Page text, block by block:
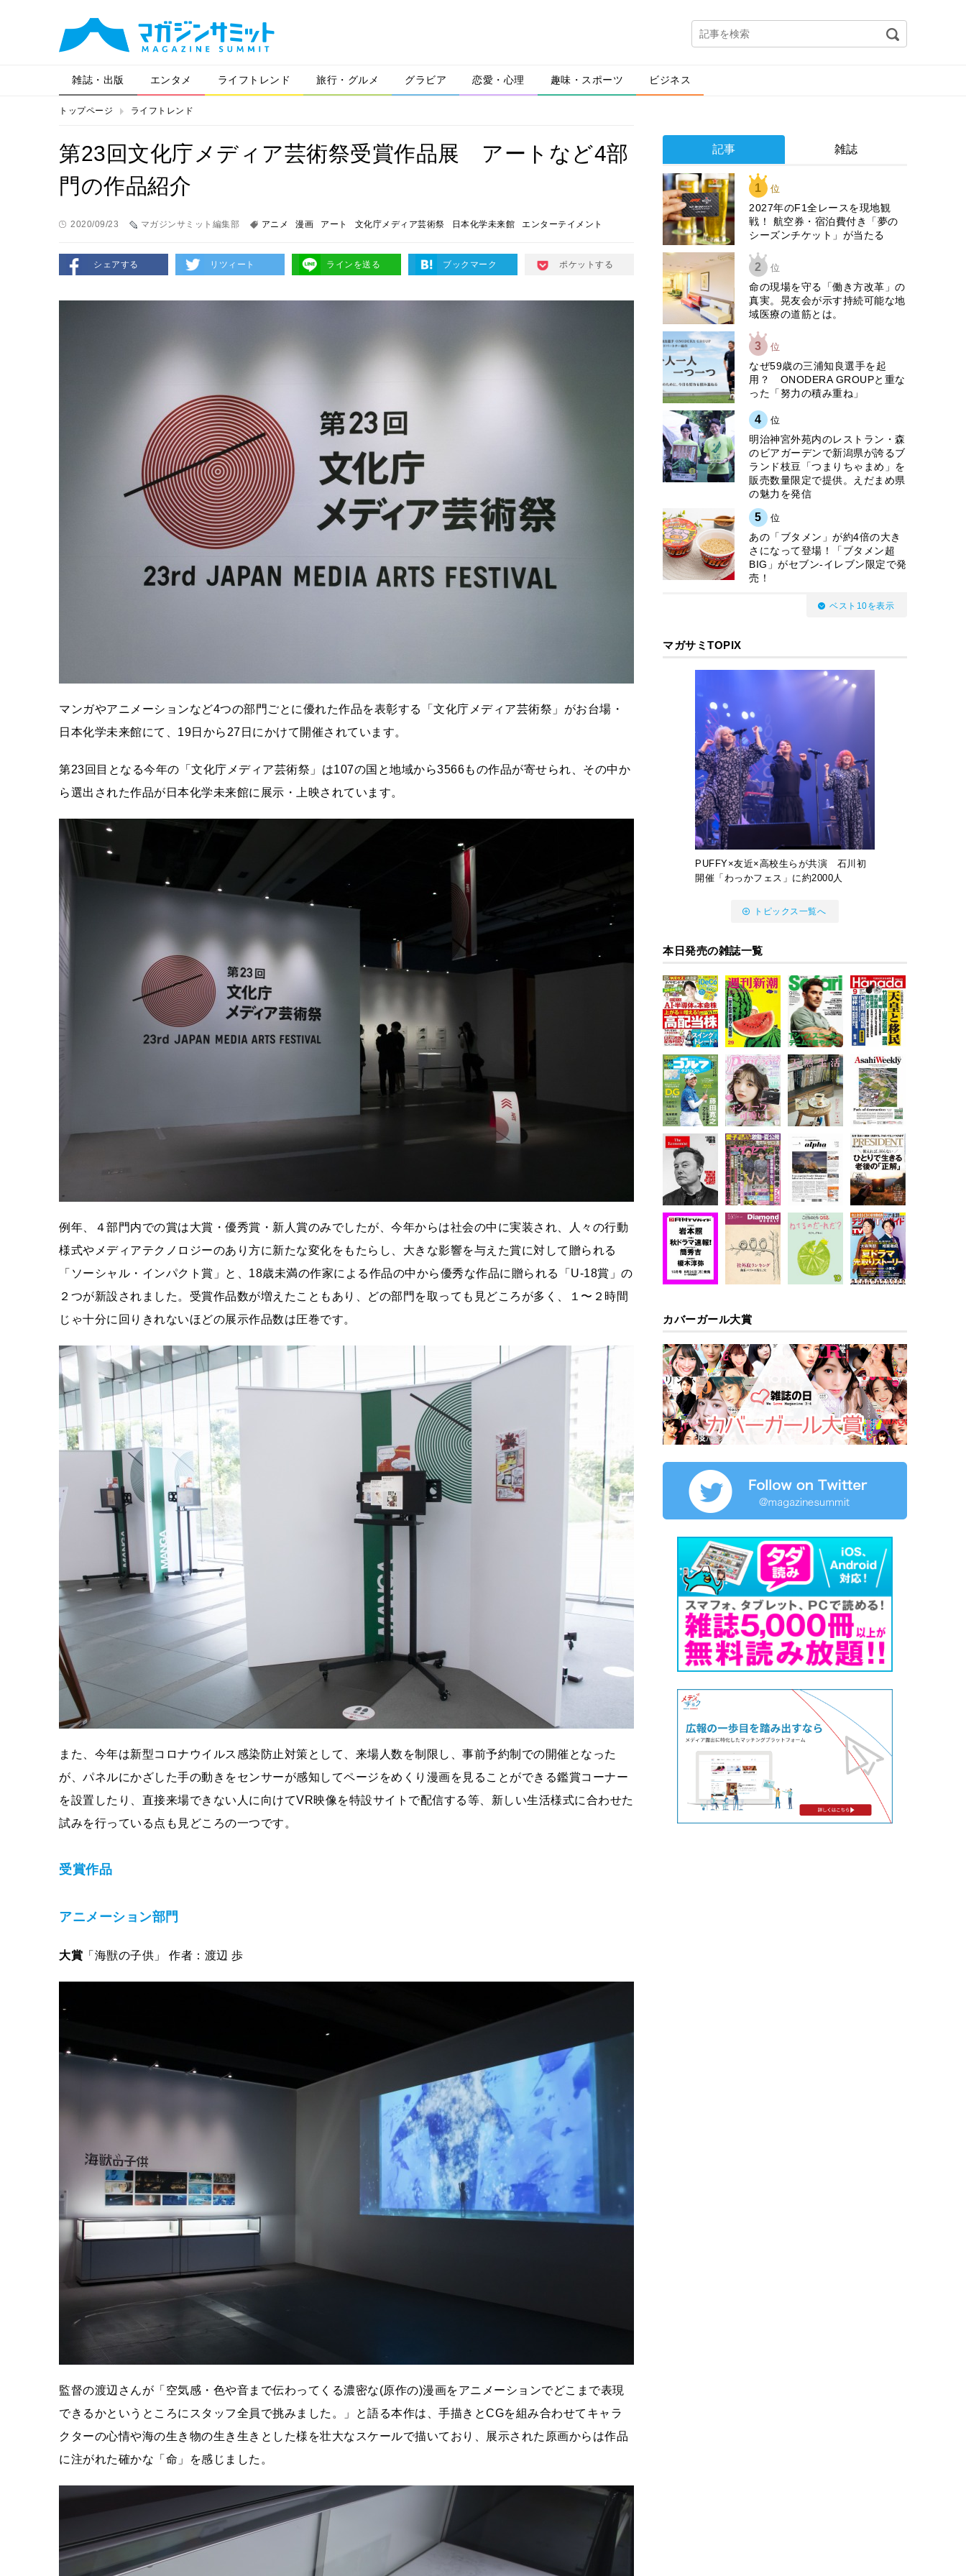
雑誌・出版 エンタメ ライフトレンド 旅行・グルメ グラビア 恋愛・心理 趣味・スポーツ ビジネス
トップページ ライフトレンド
第23回文化庁メディア芸術祭受賞作品展 アートなど4部
門の作品紹介
2020/09/23 マガジンサミット編集部 アニメ 漫画 アート 文化庁メディア芸術祭 日本化学未来館 エンターテイメント
シェアする リツィート ラインを送る ブックマーク ポケットする
マンガやアニメーションなど4つの部門ごとに優れた作品を表彰する「文化庁メディア芸術祭」がお台場・
日本化学未来館にて、19日から27日にかけて開催されています。
第23回目となる今年の「文化庁メディア芸術祭」は107の国と地域から3566もの作品が寄せられ、その中か
ら選出された作品が日本化学未来館に展示・上映されています。
例年、４部門内での賞は大賞・優秀賞・新人賞のみでしたが、今年からは社会の中に実装され、人々の行動
様式やメディアテクノロジーのあり方に新たな変化をもたらし、大きな影響を与えた賞に対して贈られる
「ソーシャル・インパクト賞」と、18歳未満の作家による作品の中から優秀な作品に贈られる「U-18賞」の
２つが新設されました。受賞作品数が増えたこともあり、どの部門を取っても見どころが多く、１〜２時間
じゃ十分に回りきれないほどの展示作品数は圧巻です。
また、今年は新型コロナウイルス感染防止対策として、来場人数を制限し、事前予約制での開催となった
が、パネルにかざした手の動きをセンサーが感知してページをめくり漫画を見ることができる鑑賞コーナー
を設置したり、直接来場できない人に向けてVR映像を特設サイトで配信する等、新しい生活様式に合わせた
試みを行っている点も見どころの一つです。
受賞作品
アニメーション部門
大賞 「海獣の子供」 作者：渡辺 歩
監督の渡辺さんが「空気感・色や音まで伝わってくる濃密な(原作の)漫画をアニメーションでどこまで表現
できるかというところにスタッフ全員で挑みました。」と語る本作は、手描きとCGを組み合わせてキャラ
クターの心情や海の生き物の生き生きとした様を壮大なスケールで描いており、展示された原画からは作品
に注がれた確かな「命」を感じました。
記事 雑誌
1 位
2027年のF1全レースを現地観
戦！ 航空券・宿泊費付き「夢の
シーズンチケット」が当たる
2 位
​命の現場を守る「働き方改革」の
真実。晃友会が示す持続可能な地
域医療の道筋とは。
3 位
なぜ59歳の三浦知良選手を起
用？ ONODERA GROUPと重な
った「努力の積み重ね」
4 位
明治神宮外苑内のレストラン・森
のビアガーデンで新潟県が誇るブ
ランド枝豆「つまりちゃまめ」を
販売数量限定で提供。えだまめ県
の魅力を発信
5 位
あの「ブタメン」が約4倍の大き
さになって登場！「ブタメン超
BIG」がセブン‐イレブン限定で発
売！
ベスト10を表示
マガサミTOPIX
PUFFY×友近×高校生らが共演 石川初
開催「わっかフェス」に約2000人
トピックス一覧へ
本日発売の雑誌一覧
カバーガール大賞